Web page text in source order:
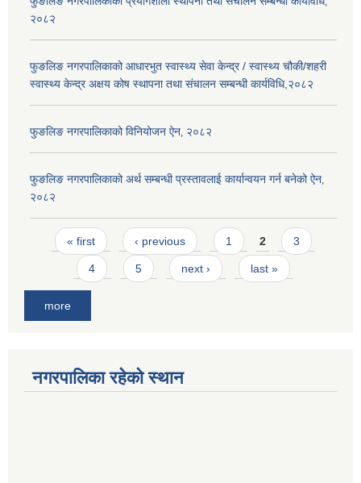
२०८२
फुङलिङ नगरपालिकाको आधारभुत स्वास्थ्य सेवा केन्द्र / स्वास्थ्य चौकी/शहरी
स्वास्थ्य केन्द्र अक्षय कोष स्थापना तथा संचालन सम्बन्धी कार्यविधि,२०८२
फुङलिङ नगरपालिकाको विनियोजन ऐन‚ २०८२
फुङलिङ नगरपालिकाको अर्थ सम्बन्धी प्रस्तावलाई कार्यान्वयन गर्न बनेको ऐन‚
२०८२
Pages
« first ‹ previous 1 2 3
4 5 next › last »
more
नगरपालिका रहेको स्थान